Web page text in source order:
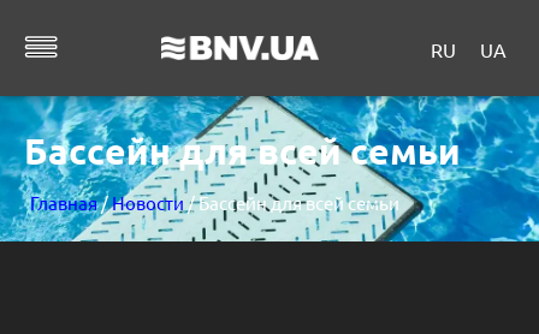
RU UA
Бассейн для всей семьи
Главная/Новости / Бассейн для всей семьи